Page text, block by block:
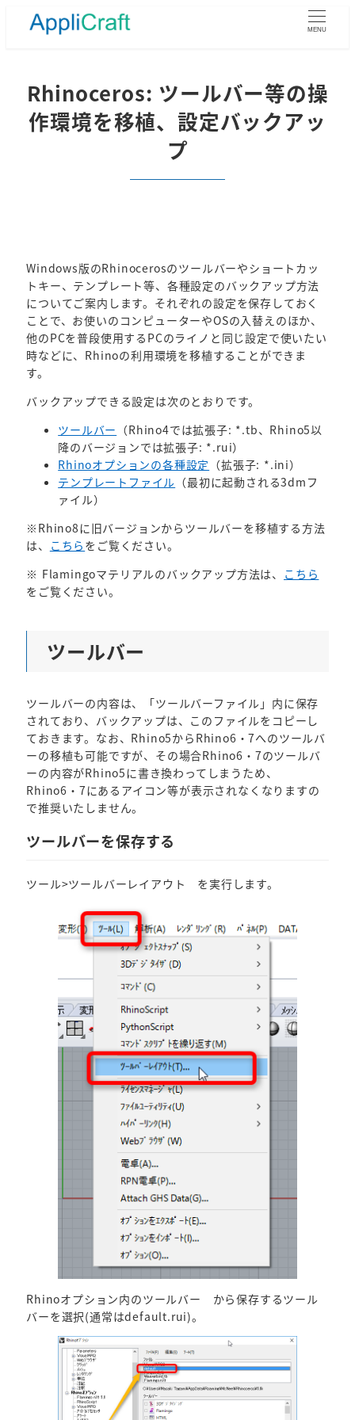
MENU
Rhinoceros: ツールバー等の操
作環境を移植、設定バックアッ
プ
Windows版のRhinocerosのツールバーやショートカッ
トキー、テンプレート等、各種設定のバックアップ方法
についてご案内します。それぞれの設定を保存しておく
ことで、お使いのコンピューターやOSの入替えのほか、
他のPCを普段使用するPCのライノと同じ設定で使いたい
時などに、Rhinoの利用環境を移植することができま
す。
バックアップできる設定は次のとおりです。
ツールバー （Rhino4では拡張子: *.tb、Rhino5以
降のバージョンでは拡張子: *.rui）
Rhinoオプションの各種設定 （拡張子: *.ini）
テンプレートファイル （最初に起動される3dmフ
ァイル）
※Rhino8に旧バージョンからツールバーを移植する方法
は、 こちら をご覧ください。
※ Flamingoマテリアルのバックアップ方法は、 こちら
をご覧ください。
ツールバー
ツールバーの内容は、「ツールバーファイル」内に保存
されており、バックアップは、このファイルをコピーし
ておきます。なお、Rhino5からRhino6・7へのツールバ
ーの移植も可能ですが、その場合Rhino6・7のツールバ
ーの内容がRhino5に書き換わってしまうため、
Rhino6・7にあるアイコン等が表示されなくなりますの
で推奨いたしません。
ツールバーを保存する
ツール>ツールバーレイアウト を実行します。
Rhinoオプション内のツールバー から保存するツール
バーを選択(通常はdefault.rui)。